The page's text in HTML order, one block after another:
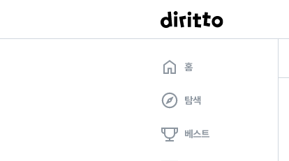
홈
탐색
베스트